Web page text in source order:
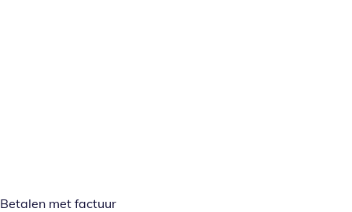
Betalen met factuur